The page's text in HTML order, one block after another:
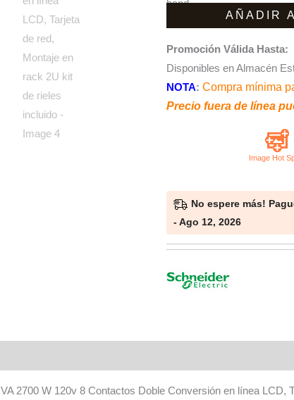
en
línea
LCD,
Tarjeta
de
2U
de
incluido
cantidad
AÑADIR
Promoción Válida Hasta:
Disponibles en Almacén
NOTA: Compra mínima
Precio fuera de línea
No espere más!
- Ago 12, 2026
2700 W 120v 8 Contactos Doble Conversión en línea LCD,